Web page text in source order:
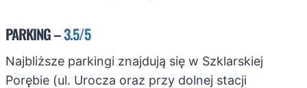
PARKING –3.5/5
Najbliższe parkingi znajdują się w Szklarskiej
Porębie (ul. Urocza oraz przy dolnej stacji